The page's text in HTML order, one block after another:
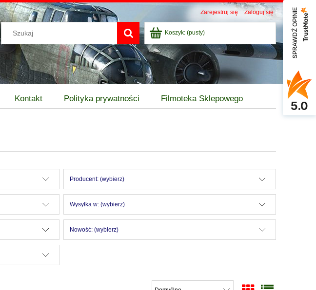
Zarejestruj się Zaloguj się
Koszyk: (pusty)
Kontakt Polityka prywatności Filmoteka Sklepowego
Producent: (wybierz)
Wysyłka w: (wybierz)
Nowość: (wybierz)
SPRAWDŹ OPINIE
5.0